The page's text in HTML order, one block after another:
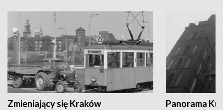
Zmieniający się Kraków Panorama